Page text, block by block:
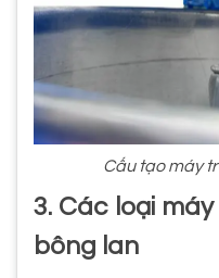
Cấu tạo máy
3. Các loại
bông lan